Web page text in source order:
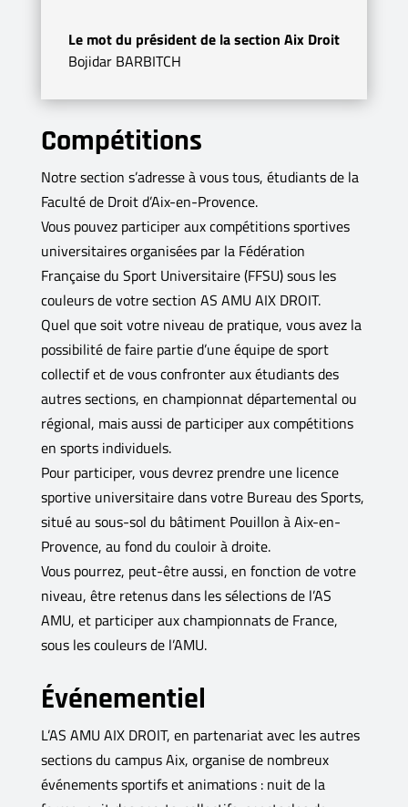
Le mot du président de la section Aix Droit
Bojidar BARBITCH
Compétitions
Notre section s’adresse à vous tous, étudiants de la
Faculté de Droit d’Aix-en-Provence.
Vous pouvez participer aux compétitions sportives
universitaires organisées par la Fédération
Française du Sport Universitaire (FFSU) sous les
couleurs de votre section AS AMU AIX DROIT.
Quel que soit votre niveau de pratique, vous avez la
possibilité de faire partie d’une équipe de sport
collectif et de vous confronter aux étudiants des
autres sections, en championnat départemental ou
régional, mais aussi de participer aux compétitions
en sports individuels.
Pour participer, vous devrez prendre une licence
sportive universitaire dans votre Bureau des Sports,
situé au sous-sol du bâtiment Pouillon à Aix-en-
Provence, au fond du couloir à droite.
Vous pourrez, peut-être aussi, en fonction de votre
niveau, être retenus dans les sélections de l’AS
AMU, et participer aux championnats de France,
sous les couleurs de l’AMU.
Événementiel
L’AS AMU AIX DROIT, en partenariat avec les autres
sections du campus Aix, organise de nombreux
événements sportifs et animations : nuit de la